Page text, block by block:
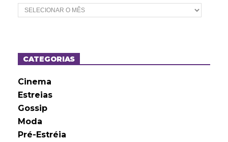
A
r
o
sCATEGORIAS
Cinema
Estreias
Gossip
Moda
Pré-Estréia